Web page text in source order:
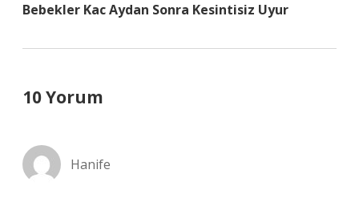
Bebekler Kac Aydan Sonra Kesintisiz Uyur
10 Yorum
Hanife